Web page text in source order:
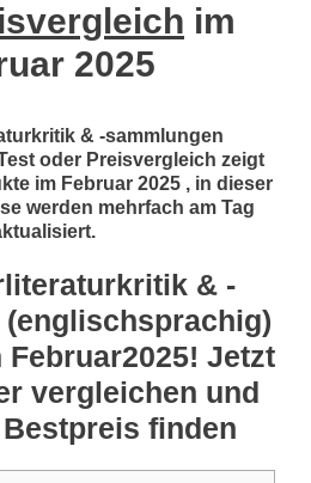
im
2025
& -sammlungen
oder Preisvergleich zeigt
im Februar 2025 , in dieser
werden mehrfach am Tag
& -
Februar2025! Jetzt
vergleichen und
finden